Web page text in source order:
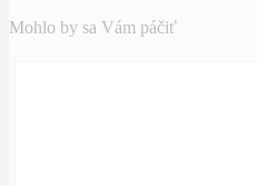
Mohlo by sa Vám páčiť